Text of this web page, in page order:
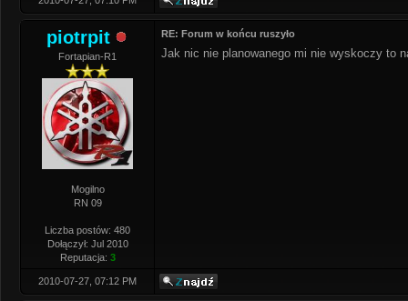
piotrpit
Fortapian-R1
Mogilno
RN 09
Liczba postów: 480
Dołączył: Jul 2010
Reputacja: 3
RE: Forum w końcu ruszyło
Jak nic nie planowanego mi nie wyskoczy to
2010-07-27, 07:12 PM